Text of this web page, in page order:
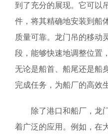
到了充分的展现。它可以
件，将其精确地安装到船
质量可靠。龙门吊的移动
段，能够快速地调整位置
无论是船首、船尾还是船
完成任务，为船厂的高效
除了港口和船厂，龙
着广泛的应用。例如，在